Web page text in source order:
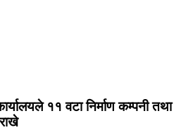
११ वटा निर्माण कम्पनी तथा